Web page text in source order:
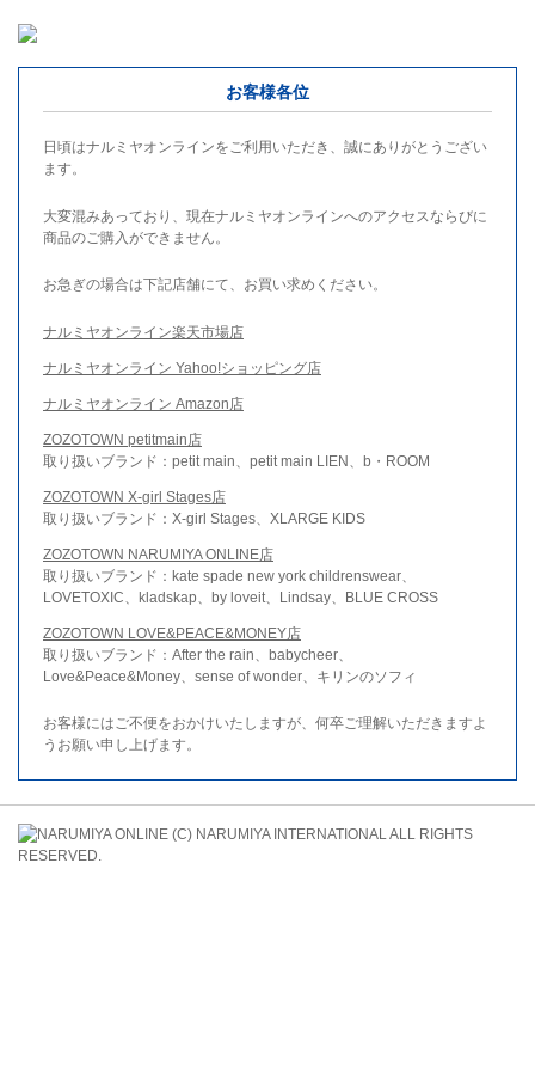
お客様各位
日頃はナルミヤオンラインをご利用いただき、誠にありがとうござい
ます。
大変混みあっており、現在ナルミヤオンラインへのアクセスならびに
商品のご購入ができません。
お急ぎの場合は下記店舗にて、お買い求めください。
ナルミヤオンライン楽天市場店
ナルミヤオンライン Yahoo!ショッピング店
ナルミヤオンライン Amazon店
ZOZOTOWN petitmain店
取り扱いブランド：petit main、petit main LIEN、b・ROOM
ZOZOTOWN X-girl Stages店
取り扱いブランド：X-girl Stages、XLARGE KIDS
ZOZOTOWN NARUMIYA ONLINE店
取り扱いブランド：kate spade new york childrenswear、
LOVETOXIC、kladskap、by loveit、Lindsay、BLUE CROSS
ZOZOTOWN LOVE&PEACE&MONEY店
取り扱いブランド：After the rain、babycheer、
Love&Peace&Money、sense of wonder、キリンのソフィ
お客様にはご不便をおかけいたしますが、何卒ご理解いただきますよ
うお願い申し上げます。